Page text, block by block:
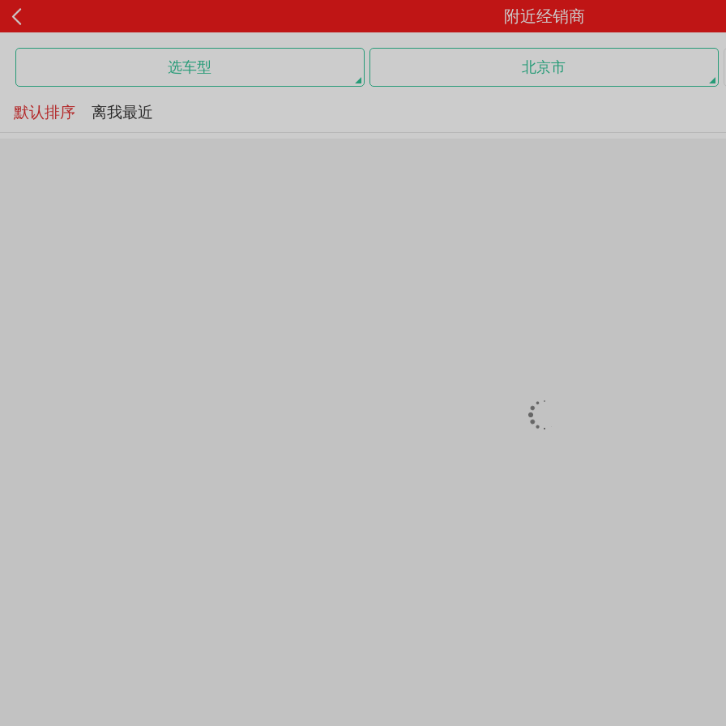
附近经销商
选车型 北京市
默认排序 离我最近